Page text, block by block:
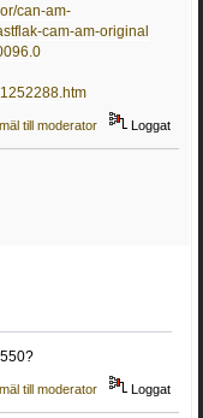
can-am-
cam-am-original
till moderator Loggat
till moderator Loggat